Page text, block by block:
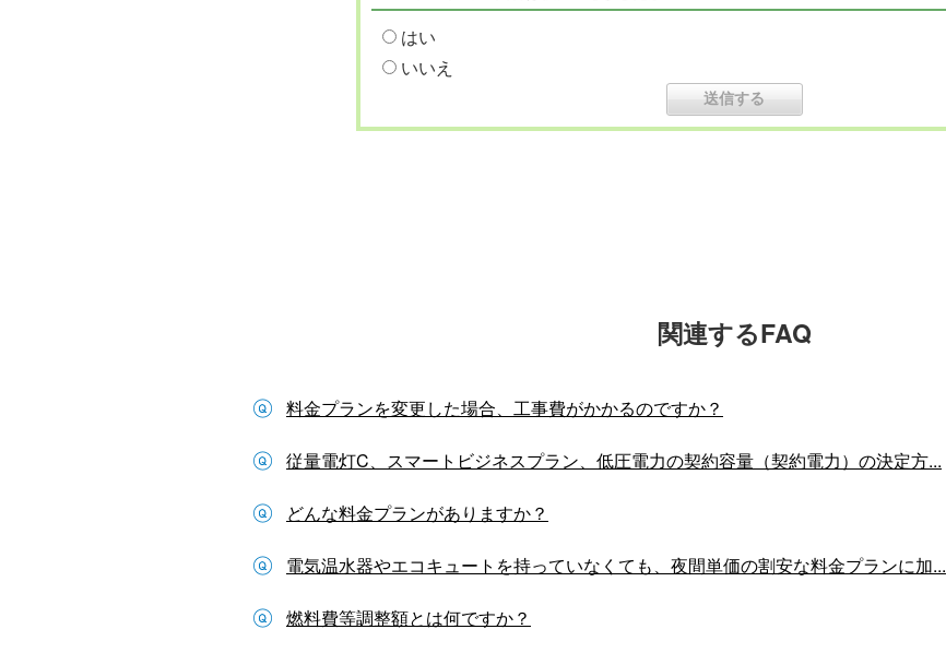
はい
いいえ
関連するFAQ
料金プランを変更した場合、工事費がかかるのですか？
従量電灯C、スマートビジネスプラン、低圧電力の契約容量（契約電力）の決定方...
どんな料金プランがありますか？
電気温水器やエコキュートを持っていなくても、夜間単価の割安な料金プランに加...
燃料費等調整額とは何ですか？